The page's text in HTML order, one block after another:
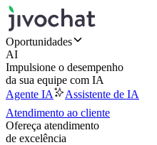
Oportunidades
AI
Impulsione o desempenho
da sua equipe com IA
Agente IA
Assistente de IA
Atendimento ao cliente
Ofereça atendimento
de excelência